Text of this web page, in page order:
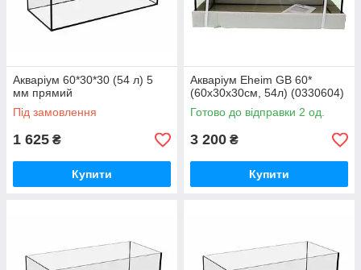
Акваріум 60*30*30 (54 л) 5
мм прямий
Під замовлення
1 625 ₴
Купити
Акваріум Eheim GB 60*
(60x30x30см, 54л) (0330604)
Готово до відправки 2 од.
3 200 ₴
Купити